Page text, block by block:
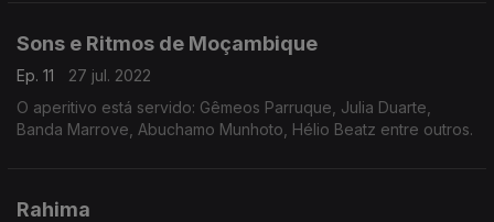
Sons e Ritmos de Moçambique
Ep. 11
27 jul. 2022
O aperitivo está servido: Gêmeos Parruque, Julia Duarte,
Banda Marrove, Abuchamo Munhoto, Hélio Beatz entre outros.
Rahima